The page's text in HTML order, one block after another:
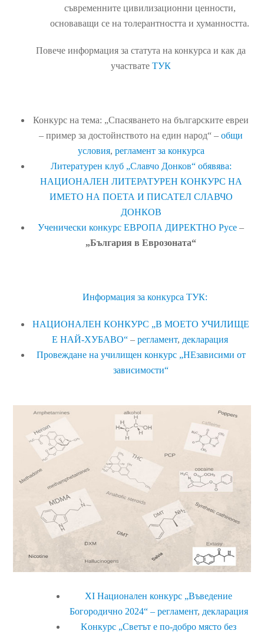
съвременните цивилизационни ценности,
основаващи се на толерантността и хуманността.
Повече информация за статута на конкурса и как да
участвате ТУК
Конкурс на тема: „Спасяването на българските евреи
– пример за достойнството на един народ“ – общи
условия, регламент за конкурса
Литературен клуб „Славчо Донков“ обявява:
НАЦИОНАЛЕН ЛИТЕРАТУРЕН КОНКУРС НА
ИМЕТО НА ПОЕТА И ПИСАТЕЛ СЛАВЧО
ДОНКОВ
Ученически конкурс ЕВРОПА ДИРЕКТНО Русе –
„България в Еврозоната“
Информация за конкурса ТУК:
НАЦИОНАЛЕН КОНКУРС „В МОЕТО УЧИЛИЩЕ
Е НАЙ-ХУБАВО“– регламент, декларация
Провеждане на училищен конкурс „НЕзависими от
зависимости“
XI Национален конкурс „Въведение
Богородично 2024“ – регламент, декларация
Kонкурс „Светът е по-добро място без